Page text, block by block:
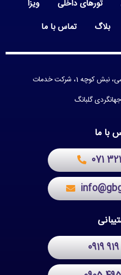
تورهای داخلی
ویزا
بلاگ تماس با ما
شیراز، خیابان خاکشناسی، نبش کوچه 1، شرکت خدمات
گلبانگ
با ما
071
0919